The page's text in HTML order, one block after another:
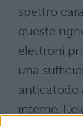
spettro
queste
elettroni
una
anticatodo
interne.